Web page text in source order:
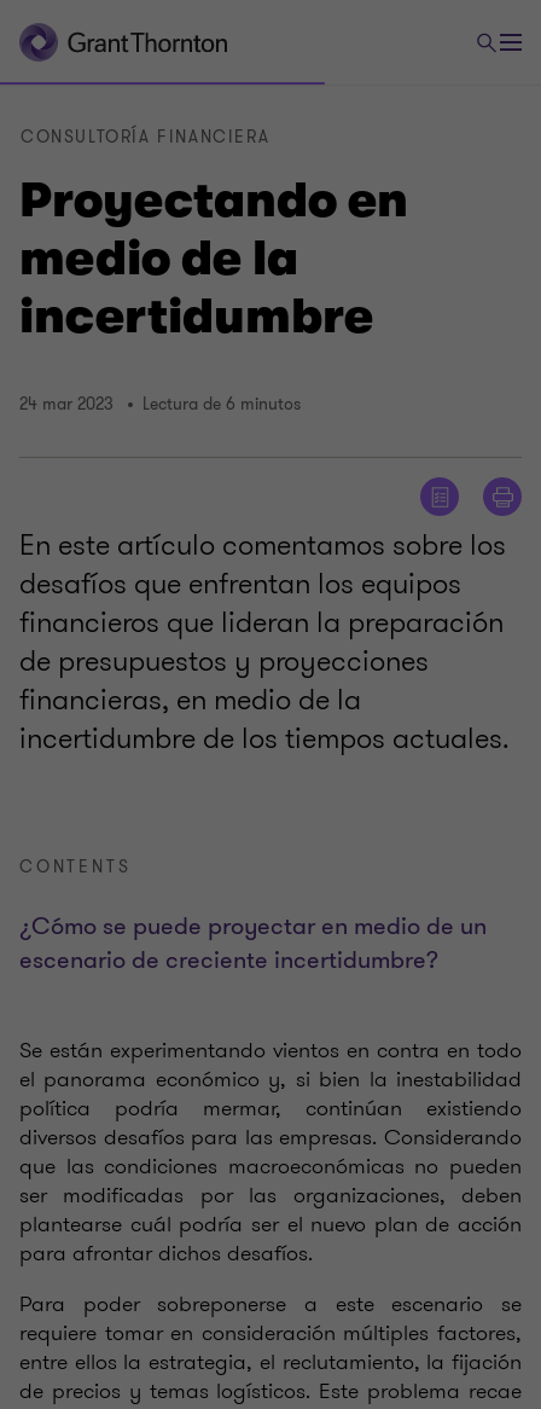
Proyectando en
medio de la
incertidumbre
CONSULTORÍA FINANCIERA
24 mar 2023 Lectura de 6 minutos
En este artículo comentamos sobre los
desafíos que enfrentan los equipos
financieros que lideran la preparación
de presupuestos y proyecciones
financieras, en medio de la
incertidumbre de los tiempos actuales.
CONTENTS
¿Cómo se puede proyectar en medio de un
escenario de creciente incertidumbre?
Se están experimentando vientos en contra en todo
el panorama económico y, si bien la inestabilidad
política podría mermar, continúan existiendo
diversos desafíos para las empresas. Considerando
que las condiciones macroeconómicas no pueden
ser modificadas por las organizaciones, deben
plantearse cuál podría ser el nuevo plan de acción
para afrontar dichos desafíos.
Para poder sobreponerse a este escenario se
requiere tomar en consideración múltiples factores,
entre ellos la estrategia, el reclutamiento, la fijación
de precios y temas logísticos. Este problema recae